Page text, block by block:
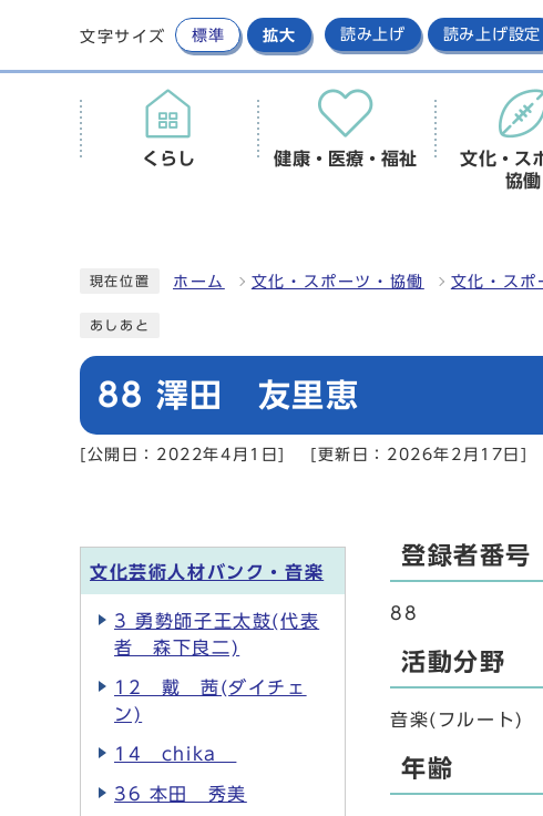
文字サイズ 標準 拡大 読み上げ 読み上げ設定
くらし 健康・医療・福祉
文化・ス
協働
現在位置 ホーム 文化・スポーツ・協働 文化・スポ
あしあと
88 澤田 友里恵
[公開日：2022年4月1日] [更新日：2026年2月17日]
登録者番号
88
活動分野
音楽(フルート)
年齢
文化芸術人材バンク・音楽
3 勇勢師子王太鼓(代表
者 森下良二)
12 戴 茜(ダイチェ
ン)
14 chika
36 本田 秀美